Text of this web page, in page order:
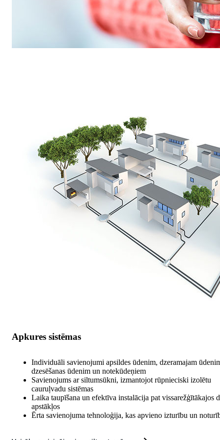
Apkures sistēmas
Individuāli savienojumi apsildes ūdenim, dzeramajam
dzesēšanas ūdenim un notekūdeņiem
Savienojums ar siltumsūkni, izmantojot rūpnieciski izolētu
cauruļvadu sistēmas
Laika taupīšana un efektīva instalācija pat vissarežģītākajos
apstākļos
Ērta savienojuma tehnoloģija, kas apvieno izturību un